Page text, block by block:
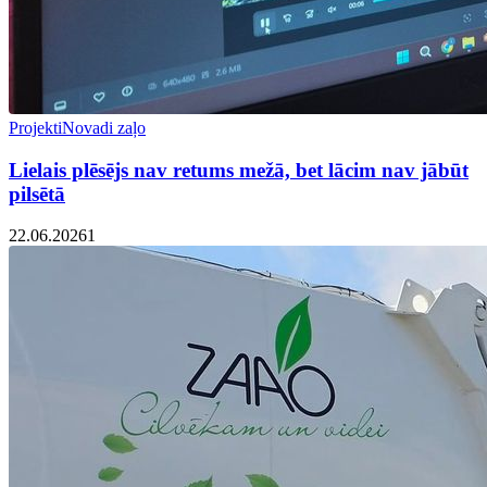
ProjektiNovadi zaļo
Lielais plēsējs nav retums mežā, bet lācim nav jābūt
pilsētā
22.06.20261